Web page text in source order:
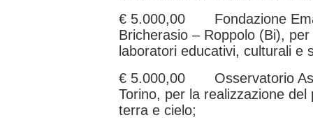
€ 5.000,00 Fondazione
Bricherasio – Roppolo (Bi),
laboratori educativi, culturali e
€ 5.000,00 Osservatorio
Torino, per la realizzazione
terra e cielo;